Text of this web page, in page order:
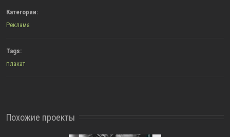
Категории:
Реклама
Tags:
плакат
Похожие проекты